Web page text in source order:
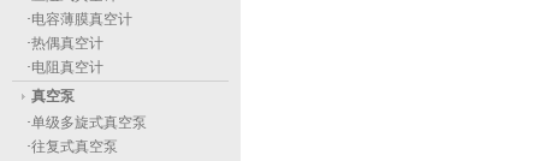
·电容薄膜真空计
·热偶真空计
·电阻真空计
真空泵
·单级多旋式真空泵
·往复式真空泵